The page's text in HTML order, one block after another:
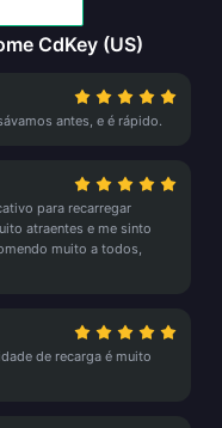
CdKey (US)
antes, e é rápido.
para recarregar
atraentes e me sinto
muito a todos,
de recarga é muito